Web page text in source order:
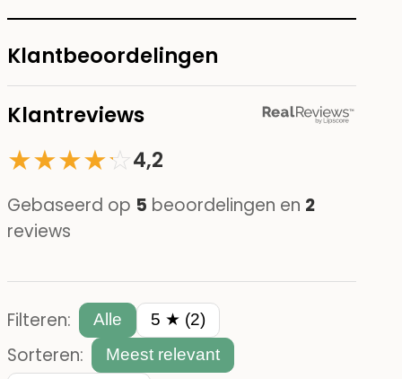
Klantbeoordelingen
Klantreviews
★★★★☆
★4,2
Gebaseerd op 5 beoordelingen en 2
reviews
Filteren: Alle 5 ★ (2)
Sorteren:
Meest relevant